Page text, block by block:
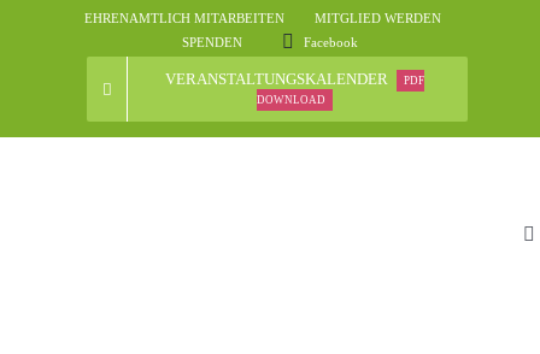
EHRENAMTLICH MITARBEITEN
MITGLIED WERDEN
SPENDEN
Facebook
VERANSTALTUNGSKALENDER
PDF
DOWNLOAD